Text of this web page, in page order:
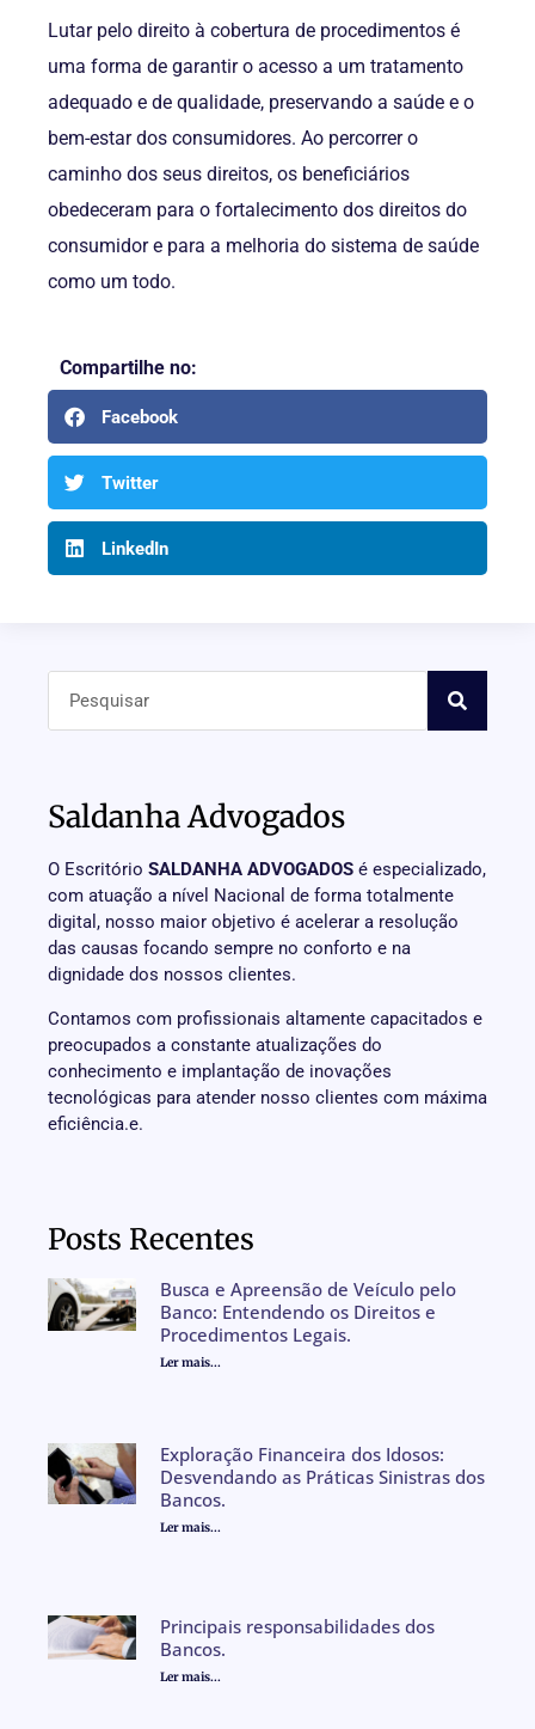
Lutar pelo direito à cobertura de procedimentos é
uma forma de garantir o acesso a um tratamento
adequado e de qualidade, preservando a saúde e o
bem-estar dos consumidores. Ao percorrer o
caminho dos seus direitos, os beneficiários
obedeceram para o fortalecimento dos direitos do
consumidor e para a melhoria do sistema de saúde
como um todo.
Compartilhe no:
Facebook
Twitter
LinkedIn
Saldanha Advogados
O Escritório SALDANHA ADVOGADOS é especializado,
com atuação a nível Nacional de forma totalmente
digital, nosso maior objetivo é acelerar a resolução
das causas focando sempre no conforto e na
dignidade dos nossos clientes.
Contamos com profissionais altamente capacitados e
preocupados a constante atualizações do
conhecimento e implantação de inovações
tecnológicas para atender nosso clientes com máxima
eficiência.e.
Posts Recentes
Busca e Apreensão de Veículo pelo
Banco: Entendendo os Direitos e
Procedimentos Legais.
Ler mais...
Exploração Financeira dos Idosos:
Desvendando as Práticas Sinistras dos
Bancos.
Ler mais...
Principais responsabilidades dos
Bancos.
Ler mais...